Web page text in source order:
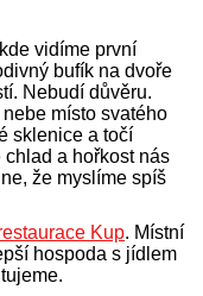
vidíme první
bufík na dvoře
Nebudí důvěru.
místo svatého
sklenice a točí
a hořkost nás
že myslíme spíš
Kup. Místní
hospoda s jídlem